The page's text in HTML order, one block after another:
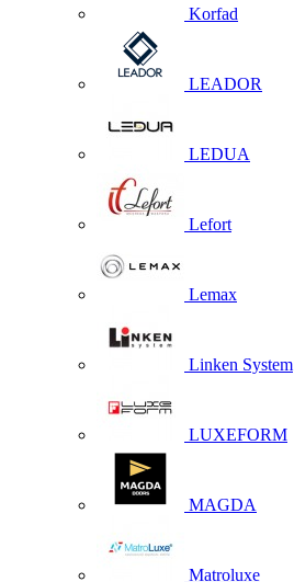
Korfad
LEADOR
LEDUA
Lefort
Lemax
Linken System
LUXEFORM
MAGDA
Matroluxe